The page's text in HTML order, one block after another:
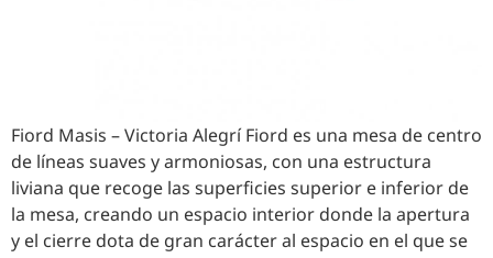
Fiord Masis – Victoria Alegrí Fiord es una mesa de centro
de líneas suaves y armoniosas, con una estructura
liviana que recoge las superficies superior e inferior de
la mesa, creando un espacio interior donde la apertura
y el cierre dota de gran carácter al espacio en el que se